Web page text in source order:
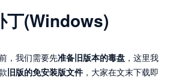
丁(Windows)
，我们需要先准备旧版本的毒盘 ，这里我
旧版的免安装版文件，大家在文末下载即